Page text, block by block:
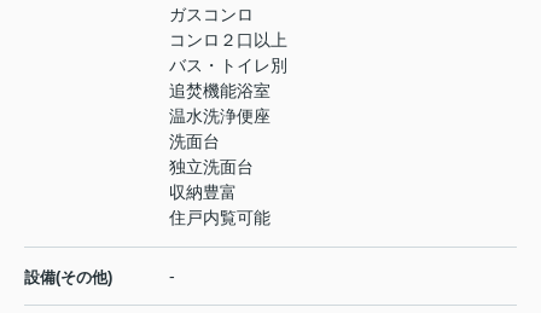
ガスコンロ
コンロ２口以上
バス・トイレ別
追焚機能浴室
温水洗浄便座
洗面台
独立洗面台
収納豊富
住戸内覧可能
設備(その他) -